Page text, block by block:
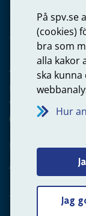
På spv.se
(cookies)
bra som
alla kakor
ska
Hur
Jag
Arbetsgivare
Frågor om
anställning
060-18 75 03
Kontakta oss
Arbetsgivare